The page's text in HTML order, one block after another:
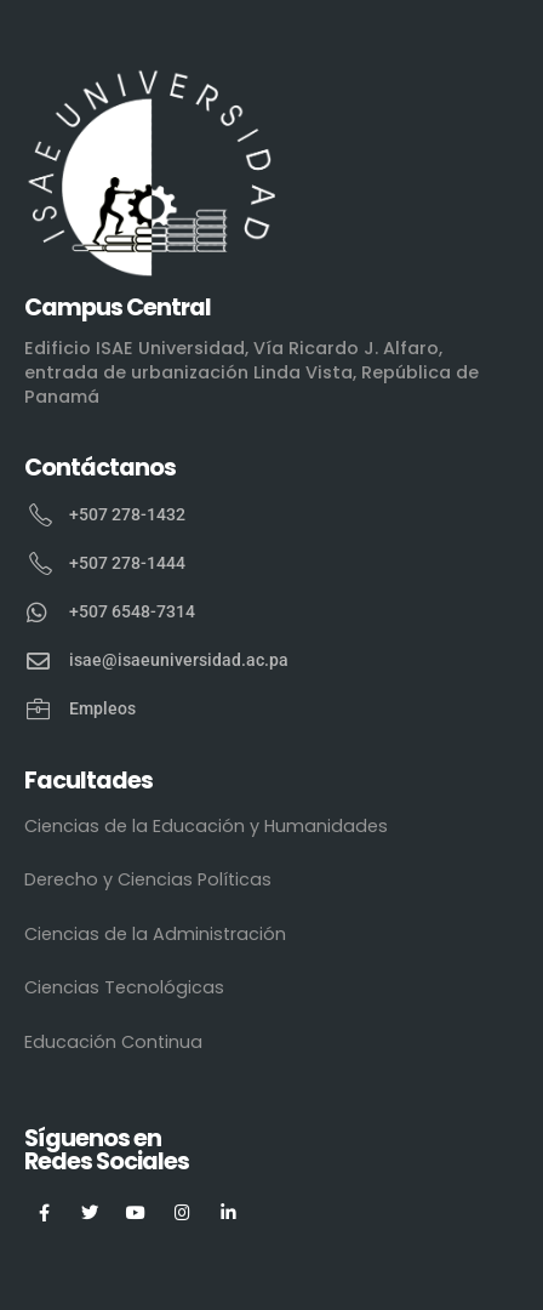
Campus Central
Edificio ISAE Universidad, Vía Ricardo J. Alfaro,
entrada de urbanización Linda Vista, República de
Panamá
Contáctanos
+507 278-1432
+507 278-1444
+507 6548-7314
isae@isaeuniversidad.ac.pa
Empleos
Facultades
Ciencias de la Educación y Humanidades
Derecho y Ciencias Políticas
Ciencias de la Administración
Ciencias Tecnológicas
Educación Continua
Síguenos en
Redes Sociales